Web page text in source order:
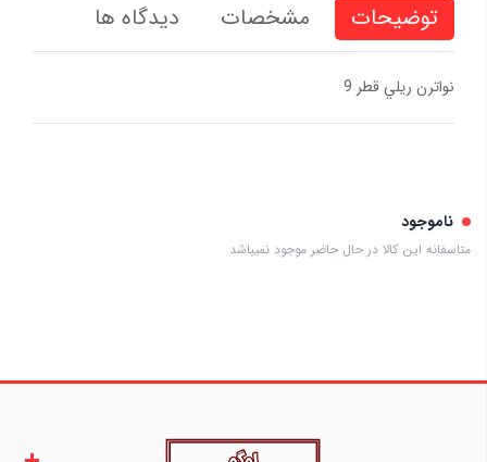
توضیحات مشخصات دیدگاه ها
نواترن ريلي قطر 9
ناموجود
متاسفانه این کالا در حال حاضر موجود نمیباشد